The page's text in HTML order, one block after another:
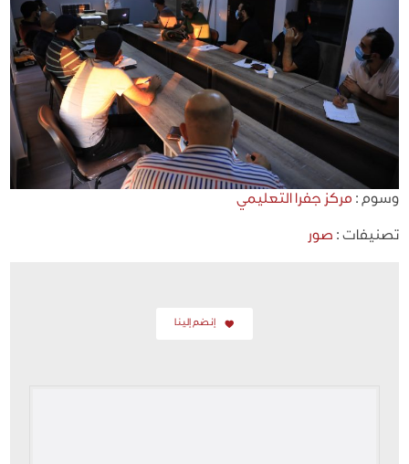
وسوم : مركز جفرا التعليمي
تصنيفات : صور
إنضم إلينا